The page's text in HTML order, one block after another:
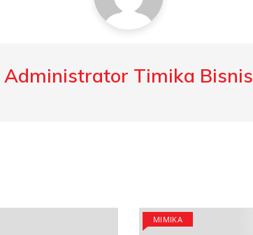
Administrator Timika Bisnis
MIMIKA